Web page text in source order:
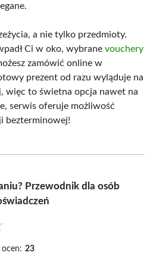
a nie tylko przedmioty.
Ci w oko, wybrane vouchery
zamówić online w
prezent od razu wyląduje na
więc to świetna opcja nawet na
serwis oferuje możliwość
bezterminowej!
Przewodnik dla osób
ocen: 23